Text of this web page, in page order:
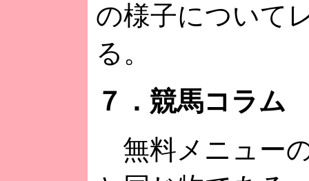
の様子について
る。
７．競馬コラム
無料メニュー